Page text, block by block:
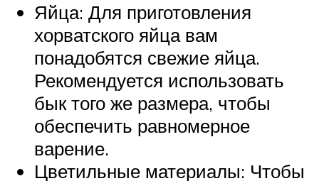
Яйца: Для приготовления
хорватского яйца вам
понадобятся свежие яйца.
Рекомендуется использовать
бык того же размера, чтобы
обеспечить равномерное
варение.
Цветильные материалы: Чтобы